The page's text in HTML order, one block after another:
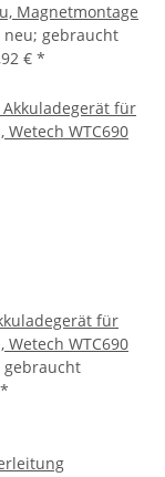
Magnetmontage
neu; gebraucht
€ *
für
Wetech WTC690
gebraucht
*